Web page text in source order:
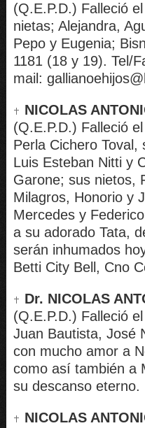
(Q.E.P.D.) Falleció
nietas; Alejandra,
Pepo y Eugenia;
1181 (18 y 19). Tel/
mail:
NICOLAS
(Q.E.P.D.) Falleció
Perla Cichero
Luis Esteban Nitti y
Garone; sus nietos,
Milagros, Honorio y
Mercedes y
a su adorado Tata,
serán inhumados
Betti City Bell, Cno
Dr. NICOLAS
(Q.E.P.D.) Falleció
Juan Bautista, José
con mucho amor a
como así también a
su descanso eterno.
NICOLAS